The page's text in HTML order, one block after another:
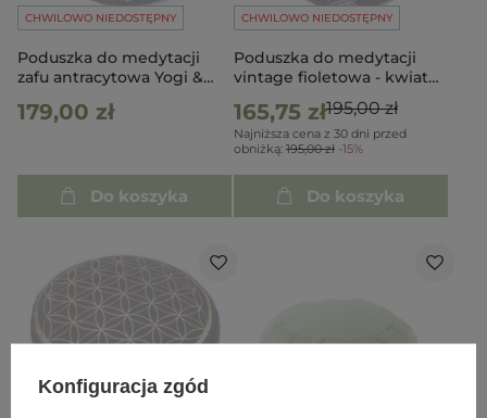
CHWILOWO NIEDOSTĘPNY
Poduszka do medytacji
zafu antracytowa Yogi &
179,00 zł
Do koszyka
CHWILOWO NIEDOSTĘPNY
Poduszka do medytacji
vintage fioletowa - kwiat
165,75 zł195,00 zł
Najniższa cena z 30 dni przed
obniżką: 195,00 zł -15%
Do koszyka
Konfiguracja zgód